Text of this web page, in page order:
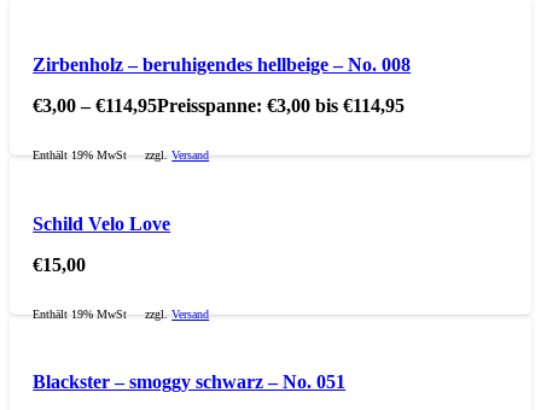
Zirbenholz – beruhigendes hellbeige – No. 008
€3,00 –€114,95Preisspanne: €3,00 bis €114,95
Enthält 19% MwSt zzgl.Versand
Schild Velo Love
€15,00
Enthält 19% MwSt zzgl.Versand
Blackster – smoggy schwarz – No. 051